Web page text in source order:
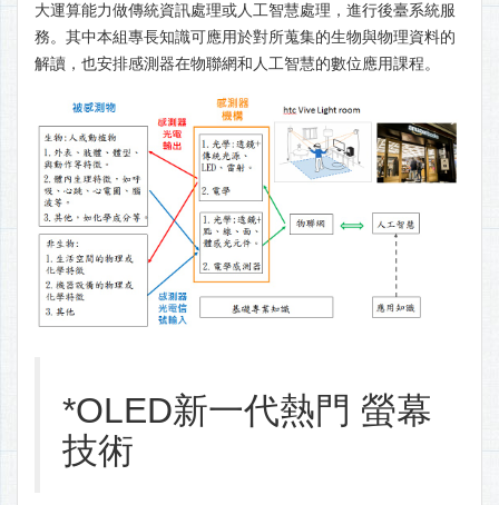
大運算能力做傳統資訊處理或人工智慧處理，進行後臺系統服
務。其中本組專長知識可應用於對所蒐集的生物與物理資料的
解讀，也安排感測器在物聯網和人工智慧的數位應用課程。
*OLED新一代熱門 螢幕
技術